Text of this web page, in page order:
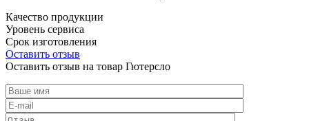
Качество продукции
Уровень сервиса
Срок изготовления
Оставить отзыв
Оставить отзыв на товар Гютерсло